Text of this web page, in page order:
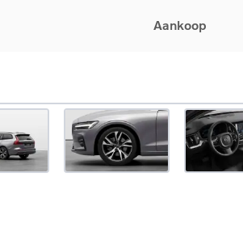
Aankoop
EX30
EX40
EC40
Stel uw wagen samen
Tijdelijke aanbiedingen
Gecertificeerde